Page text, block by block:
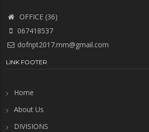
OFFICE (36)
067418537
dofnpt2017.mm@gmail.com
LINK FOOTER
Home
About Us
DIVISIONS